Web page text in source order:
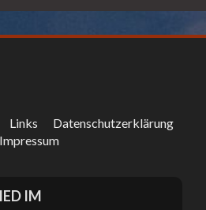
Links
Datenschutzerklärung
Impressum
IM